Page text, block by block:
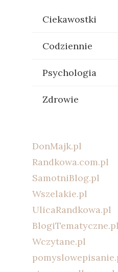
Ciekawostki
Codziennie
Psychologia
Zdrowie
DonMajk.pl
Randkowa.com.pl
SamotniBlog.pl
Wszelakie.pl
UlicaRandkowa.pl
BlogiTematyczne.pl
Wczytane.pl